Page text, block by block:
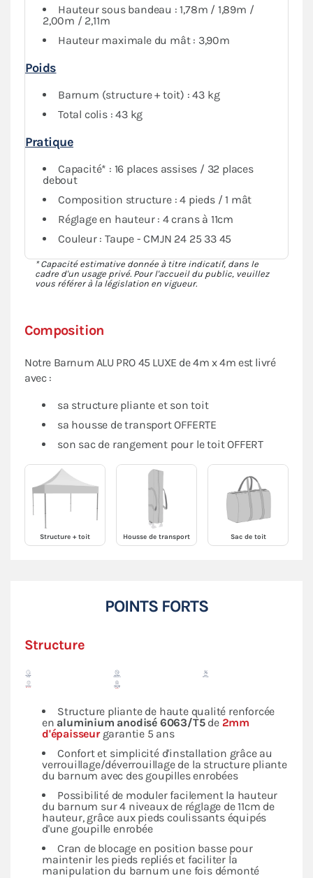
Composition
Notre Barnum ALU PRO 45 LUXE de 4m x 4m est livré
avec :
sa structure pliante et son toit
sa housse de transport OFFERTE
son sac de rangement pour le toit OFFERT
Structure + toit Housse de transport Sac de toit
Hauteur sous bandeau : 1,78m / 1,89m /
2,00m / 2,11m
Hauteur maximale du mât : 3,90m
Poids
Barnum (structure + toit) : 43 kg
Total colis : 43 kg
Pratique
Capacité* : 16 places assises / 32 places
debout
Composition structure : 4 pieds / 1 mât
Réglage en hauteur : 4 crans à 11cm
Couleur : Taupe - CMJN 24 25 33 45
* Capacité estimative donnée à titre indicatif, dans le
cadre d'un usage privé. Pour l'accueil du public, veuillez
vous référer à la législation en vigueur.
POINTS FORTS
Structure
Structure pliante de haute qualité renforcée
en aluminium anodisé 6063/T5de 2mm
d'épaisseurgarantie 5 ans
Confort et simplicité d'installation grâce au
verrouillage/déverrouillage de la structure pliante
du barnum avec des goupilles enrobées
Possibilité de moduler facilement la hauteur
du barnum sur 4 niveaux de réglage de 11cm de
hauteur, grâce aux pieds coulissants équipés
d'une goupille enrobée
Cran de blocage en position basse pour
maintenir les pieds repliés et faciliter la
manipulation du barnum une fois démonté